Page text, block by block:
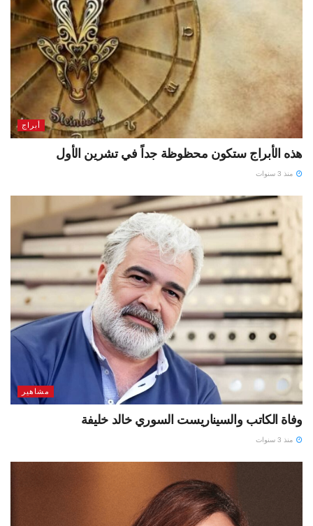
أبراج
هذه الأبراج ستكون محظوظة جداً في تشرين الأول
منذ 3 سنوات
مشاهير
وفاة الكاتب والسيناريست السوري خالد خليفة
منذ 3 سنوات